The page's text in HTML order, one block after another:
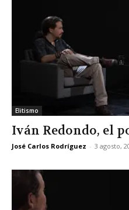
Elitismo
Iván Redondo, el
José Carlos Rodríguez - 3 agosto,